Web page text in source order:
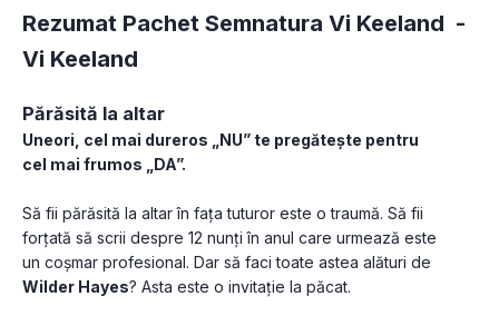
Rezumat Pachet Semnatura Vi Keeland -
Vi Keeland
Părăsită la altar
Uneori, cel mai dureros „NU” te pregătește pentru
cel mai frumos „DA”.
Să fii părăsită la altar în fața tuturor este o traumă. Să fii
forțată să scrii despre 12 nunți în anul care urmează este
Wilder Hayes? Asta este o invitație la păcat.